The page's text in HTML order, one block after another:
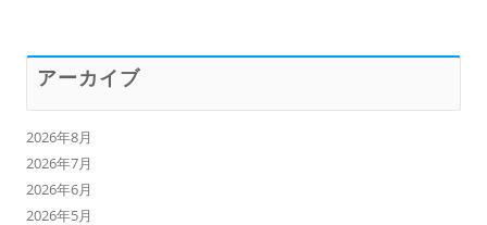
アーカイブ
2026年8月
2026年7月
2026年6月
2026年5月